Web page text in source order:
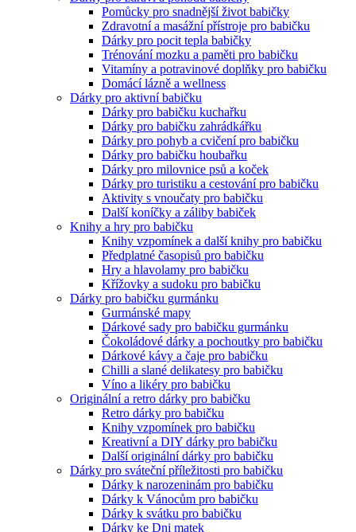
Pomůcky pro snadnější život babičky
Zdravotní a masážní přístroje pro babičku
Dárky pro pocit tepla babičky
Trénování mozku a paměti pro babičku
Vitamíny a potravinové doplňky pro babičku
Domácí lázně a wellness
Dárky pro aktivní babičku
Dárky pro babičku kuchařku
Dárky pro babičku zahrádkářku
Dárky pro pohyb a cvičení pro babičku
Dárky pro babičku houbařku
Dárky pro milovnice psů a koček
Dárky pro turistiku a cestování pro babičku
Aktivity s vnoučaty pro babičku
Další koníčky a záliby babiček
Knihy a hry pro babičku
Knihy vzpomínek a další knihy pro babičku
Předplatné časopisů pro babičku
Hry a hlavolamy pro babičku
Křížovky a sudoku pro babičku
Dárky pro babičku gurmánku
Gurmánské mapy
Dárkové sady pro babičku gurmánku
Čokoládové dárky a pochoutky pro babičku
Dárkové kávy a čaje pro babičku
Chilli a slané delikatesy pro babičku
Víno a likéry pro babičku
Originální a retro dárky pro babičku
Retro dárky pro babičku
Knihy vzpomínek pro babičku
Kreativní a DIY dárky pro babičku
Další originální dárky pro babičku
Dárky pro sváteční příležitosti pro babičku
Dárky k narozeninám pro babičku
Dárky k Vánocům pro babičku
Dárky k svátku pro babičku
Dárky ke Dni matek